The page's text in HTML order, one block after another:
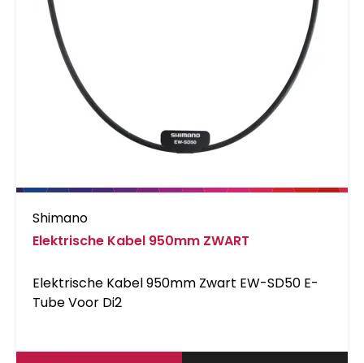
Shimano
Elektrische Kabel 950mm ZWART
Elektrische Kabel 950mm Zwart EW-SD50 E-
Tube Voor Di2